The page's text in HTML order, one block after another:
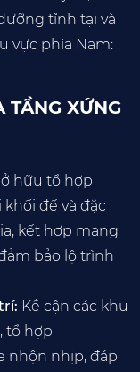
tĩnh tại và
vực phía Nam:
TẦNG XỨNG
hữu tổ hợp
đế và đặc
kết hợp mạng
bảo lộ trình
Kề cận các khu
tổ hợp
nhộn nhịp, đáp